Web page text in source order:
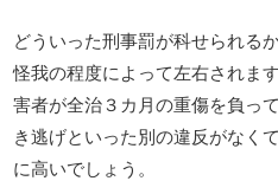
どういった刑事罰が科せられる
怪我の程度によって左右されま
害者が全治３カ月の重傷を負っ
き逃げといった別の違反がなく
に高いでしょう。